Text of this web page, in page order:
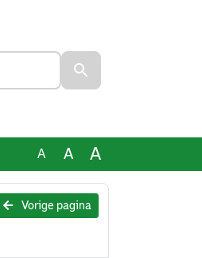
A A A
Vorige pagina